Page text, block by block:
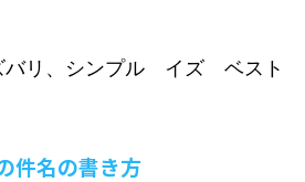
バリ、シンプル イズ ベスト
件名の書き方